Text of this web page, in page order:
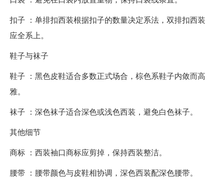
扣子 ：单排扣西装根据扣子的数量决定系法，双排扣西装
应全系上。
鞋子与袜子
鞋子 ：黑色皮鞋适合多数正式场合，棕色系鞋子内敛而高
雅。
袜子 ：深色袜子适合深色或浅色西装，避免白色袜子。
其他细节
商标 ：西装袖口商标应剪掉，保持西装整洁。
腰带 ：腰带颜色与皮鞋相协调，深色西装配深色腰带。